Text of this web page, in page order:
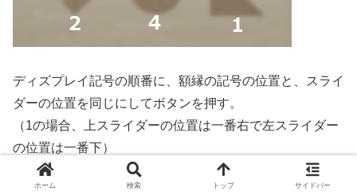
ディズプレイ記号の順番に、額縁の記号の位置と、スライ
ダーの位置を同じにしてボタンを押す。
（1の場合、上スライダーの位置は一番右で左スライダー
の位置は一番下）
ホーム 検索 トップ サイドバー